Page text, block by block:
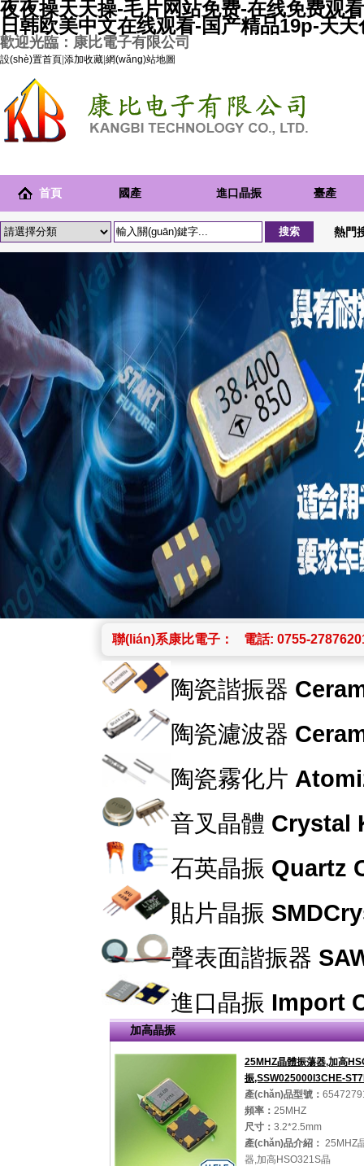
夜夜操天天操-毛片网站免费-在线免费观
日韩欧美中文在线观看-国产精品19p-天
歡迎光臨：康比電子有限公司
設(shè)置首頁 添加收藏 網(wǎng)站地圖
首頁 國產
(chǎn)晶
振
進口晶振 臺產
(chǎn)晶
熱門
聯(lián)系康比電子： 電話: 0755-
陶瓷諧振器
陶瓷濾波器
陶瓷霧化片
音叉晶體 Crystal
石英晶振 Quartz
貼片晶振
聲表面諧振器
進口晶振 Import
加高晶振
25MHZ晶體振蕩器,加高
振,SSW025000I3CHE-
產(chǎn)品型號：
頻率： 25MHZ
尺寸： 3.2*2.5mm
產(chǎn)品介紹： 25MHZ
器,加高HSO321S晶